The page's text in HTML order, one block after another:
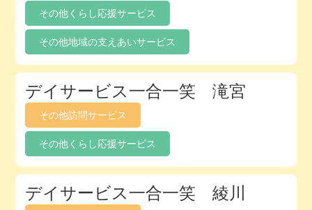
リ
その他くらし応援サービス
その他地域の支えあいサービス
デイサービス一合一笑 滝宮
その他訪問サービス
その他くらし応援サービス
デイサービス一合一笑 綾川